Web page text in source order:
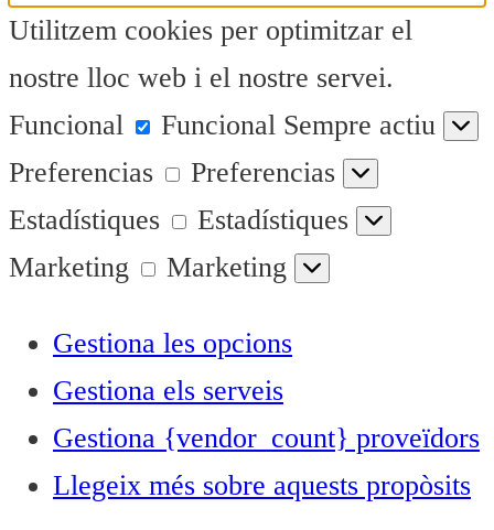
Utilitzem cookies per optimitzar el
nostre lloc web i el nostre servei.
Funcional
Funcional Sempre actiu
Preferencias
Preferencias
Estadístiques
Estadístiques
Marketing
Marketing
Gestiona les opcions
Gestiona els serveis
Gestiona {vendor_count} proveïdors
Llegeix més sobre aquests propòsits